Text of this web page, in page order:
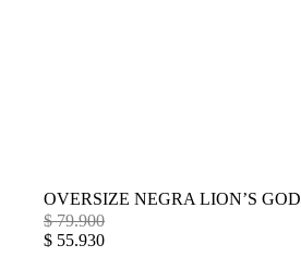
OVERSIZE NEGRA LION’S GOD
$79.900
$ 55.930